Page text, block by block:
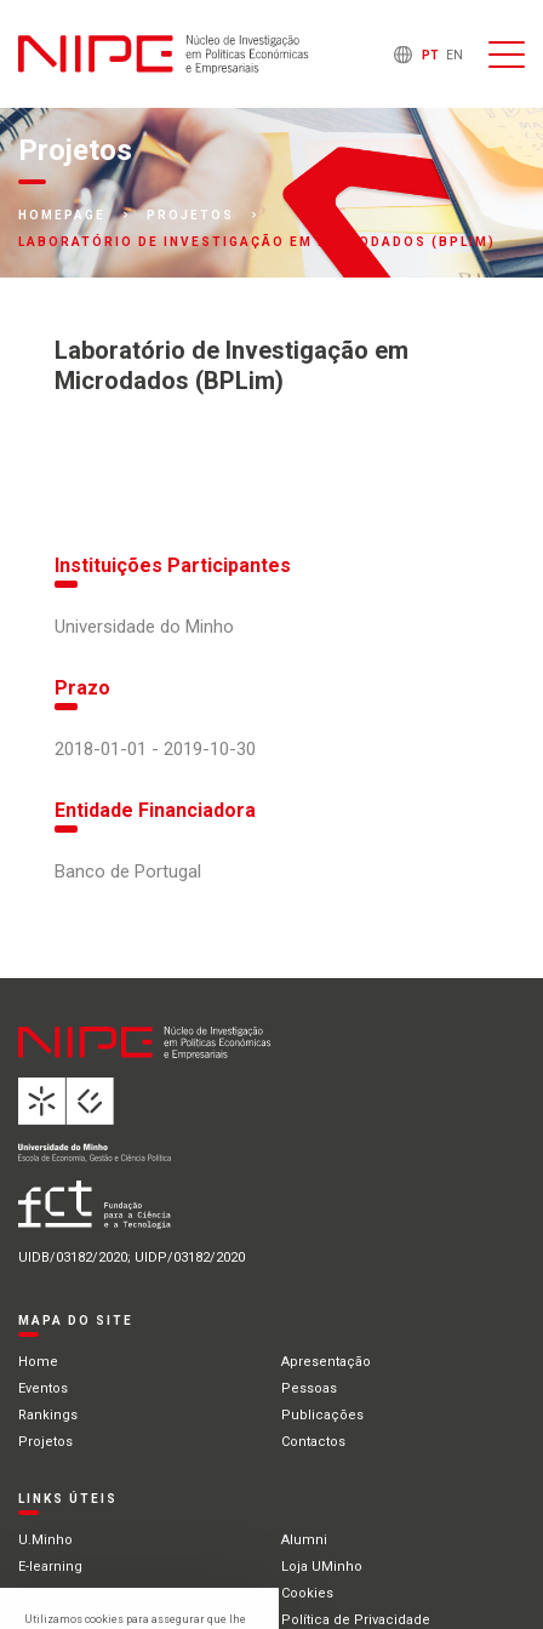
PT EN
Projetos
HOMEPAGE
PROJETOS
LABORATÓRIO DE INVESTIGAÇÃO EM MICRODADOS (BPLIM)
Laboratório de Investigação em
Microdados (BPLim)
Instituições Participantes
Universidade do Minho
Prazo
2018-01-01 - 2019-10-30
Entidade Financiadora
Banco de Portugal
UIDB/03182/2020; UIDP/03182/2020
MAPA DO SITE
Home
Apresentação
Eventos
Pessoas
Rankings
Publicações
Projetos
Contactos
LINKS ÚTEIS
U.Minho
Alumni
E-learning
Loja UMinho
Cookies
Intranet
Política de Privacidade
Utilizamos cookies para assegurar que lhe